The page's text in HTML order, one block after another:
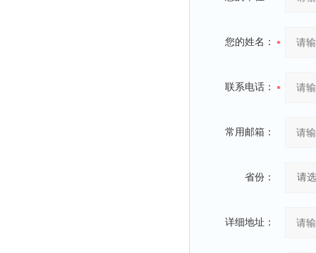
您的姓名：
联系电话：
常用邮箱：
省份：
详细地址：